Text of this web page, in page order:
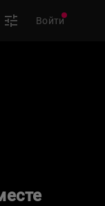
Войти